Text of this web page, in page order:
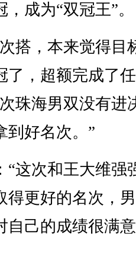
成为“双冠王”。
，本来觉得目
了，超额完成了
珠海男双没有进
到好名次。”
次和王大维强
得更好的名次，
自己的成绩很满